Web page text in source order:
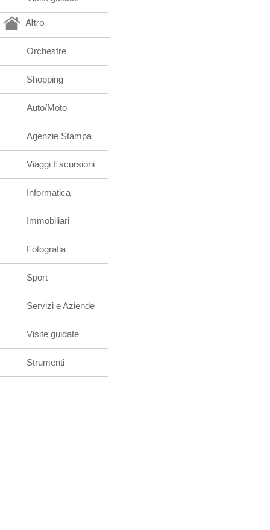
Altro
Orchestre
Shopping
Auto/Moto
Agenzie Stampa
Viaggi Escursioni
Informatica
Immobiliari
Fotografia
Sport
Servizi e Aziende
Visite guidate
Strumenti